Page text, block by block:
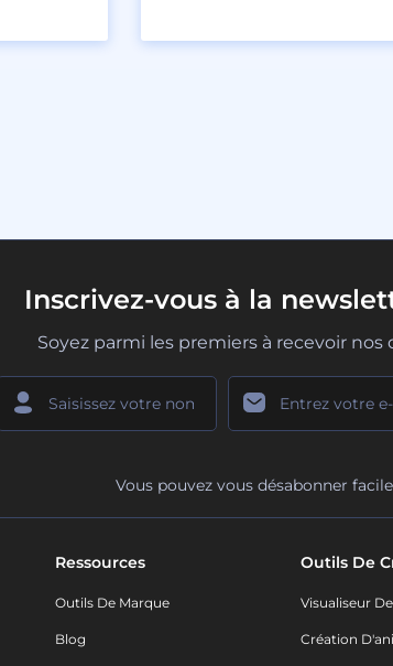
Inscrivez-vous à la
Soyez parmi les premiers à recevoir
Vous pouvez vous désabonner
Ressources
Outils De Marque
Blog
Outils De
Visualiseur
Création